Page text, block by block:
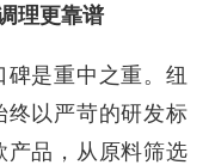
理更靠谱
是重中之重。纽
终以严苛的研发标
产品，从原料筛选